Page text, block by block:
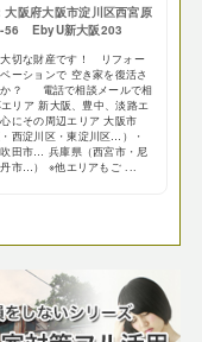
大阪府大阪市淀川区西宮原
56 EbyU新大阪203
大切な財産です！ リフォー
ーションで 空き家を復活さ
か？ 電話で相談メールで相
リア 新大阪、豊中、淡路エ
にその周辺エリア 大阪市
・西淀川区・東淀川区…）・
田市… 兵庫県（西宮市・尼
市…） ※他エリアもご ...